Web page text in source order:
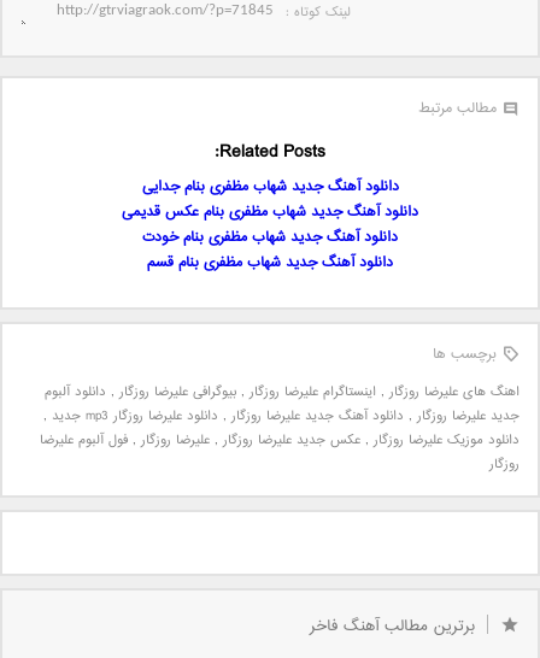
لینک کوتاه‌ :
مطالب مرتبط
Related Posts:
دانلود آهنگ جدید شهاب مظفری بنام جدایی
دانلود آهنگ جدید شهاب مظفری بنام عکس قدیمی
دانلود آهنگ جدید شهاب مظفری بنام خودت
دانلود آهنگ جدید شهاب مظفری بنام قسم
برچسب ها
اهنگ های علیرضا روزگار, اینستاگرام علیرضا روزگار, بیوگرافی علیرضا روزگار, دانلود آلبوم
جدید علیرضا روزگار, دانلود آهنگ جدید علیرضا روزگار, دانلود علیرضا روزگار mp3 جدید
,
دانلود موزیک علیرضا روزگار, عکس جدید علیرضا روزگار, علیرضا روزگار, فول آلبوم علیرضا
روزگار
برترین مطالب آهنگ فاخر